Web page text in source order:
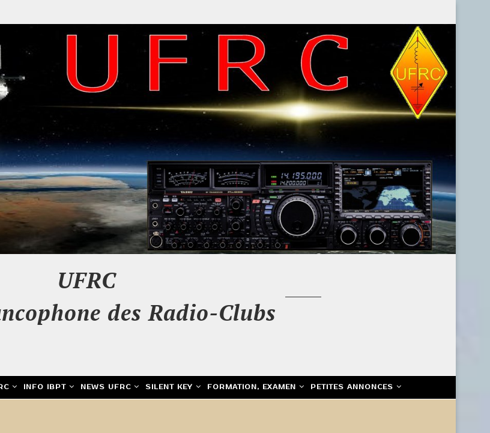
UFRC
des Radio-Clubs
INFO IBPT NEWS UFRC SILENT KEY FORMATION, EXAMEN PETITES ANNONCES